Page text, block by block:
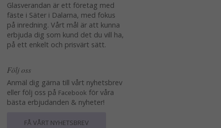
Glasverandan är ett företag med
fäste i Säter i Dalarna, med fokus
på inredning. Vårt mål är att kunna
erbjuda dig som kund det du vill ha,
på ett enkelt och prisvärt sätt.
Följ oss
Anmäl dig gärna till vårt nyhetsbrev
eller följ oss på Facebook för våra
bästa erbjudanden & nyheter!
FÅ VÅRT NYHETSBREV